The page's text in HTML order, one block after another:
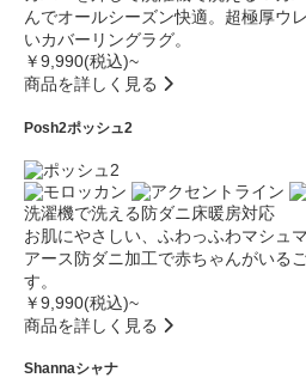
んでオールシーズン快適。超極厚ウ
いカバーリングラグ。
￥9,990(税込)~
商品を詳しく見る
Posh2ポッシュ2
洗濯機で洗える防ダニ 床暖房対応
お肌にやさしい、ふわっふわマシュ
アース防ダニ加工で赤ちゃんがいる
す。
￥9,990(税込)~
商品を詳しく見る
Shannaシャナ